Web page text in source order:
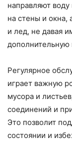
направляют
на стены и окна,
и лед, не давая
дополнительную
Регулярное
играет важную
мусора и
соединений и
Это позволит
состоянии и